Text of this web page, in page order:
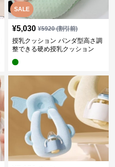
SALE
¥5,030 ¥5920(割引前)
授乳クッション パンダ型高さ調
整できる硬め授乳クッション